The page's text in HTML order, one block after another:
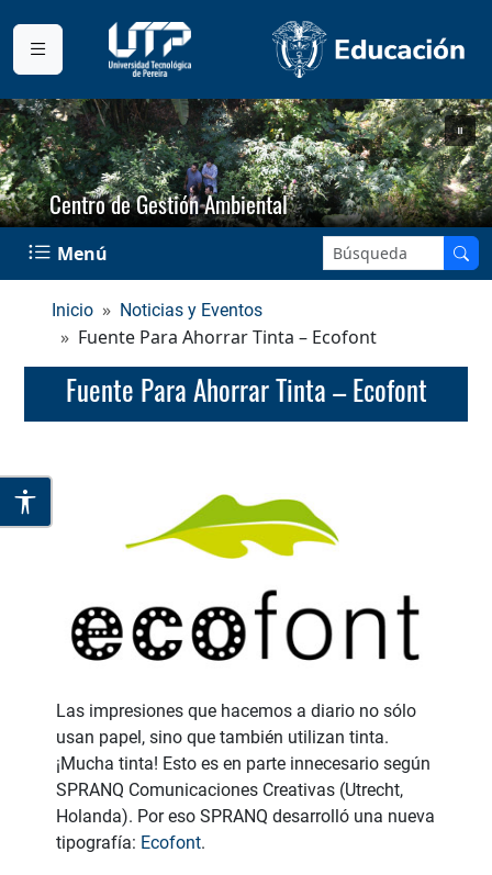
Centro de Gestión Ambiental
Menú Buscar en el sitio:
Inicio Noticias y Eventos
Fuente Para Ahorrar Tinta – Ecofont
Fuente Para Ahorrar Tinta – Ecofont
Las impresiones que hacemos a diario no sólo
usan papel, sino que también utilizan tinta.
¡Mucha tinta! Esto es en parte innecesario según
SPRANQ Comunicaciones Creativas (Utrecht,
Holanda). Por eso SPRANQ desarrolló una nueva
tipografía: Ecofont.